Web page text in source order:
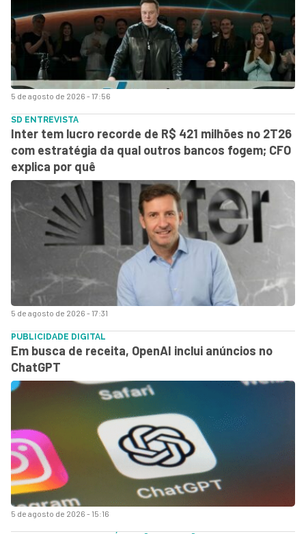
5 de agosto de 2026 - 17:56
5 de agosto de 2026 - 17:31
SD ENTREVISTA
Inter tem lucro recorde de R$ 421 milhões no 2T26
com estratégia da qual outros bancos fogem; CFO
explica por quê
5 de agosto de 2026 - 15:16
PUBLICIDADE DIGITAL
Em busca de receita, OpenAI inclui anúncios no
ChatGPT